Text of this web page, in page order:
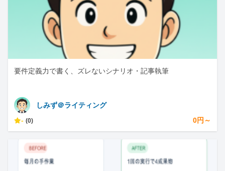
要件定義力で書く、ズレないシナリオ・記事執筆
しみず＠ライティング
- (0) 0円～